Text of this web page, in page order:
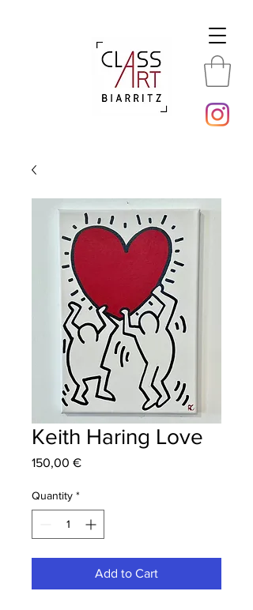
Keith Haring Love
150,00 €Price
Quantity *
Add to Cart